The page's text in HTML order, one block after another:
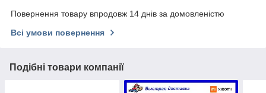
Повернення товару впродовж 14 днів за домовленістю
Всі умови повернення
Подібні товари компанії